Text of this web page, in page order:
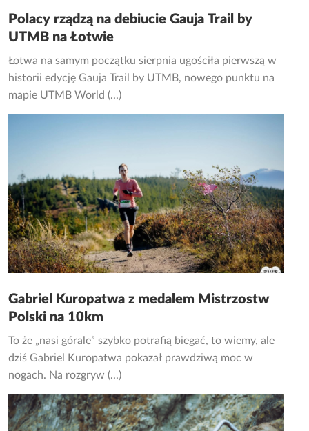
Polacy rządzą na debiucie Gauja Trail by
UTMB na Łotwie
Łotwa na samym początku sierpnia ugościła pierwszą w
historii edycję Gauja Trail by UTMB, nowego punktu na
mapie UTMB World (...)
Gabriel Kuropatwa z medalem Mistrzostw
Polski na 10km
To że „nasi górale” szybko potrafią biegać, to wiemy, ale
dziś Gabriel Kuropatwa pokazał prawdziwą moc w
nogach. Na rozgryw (...)